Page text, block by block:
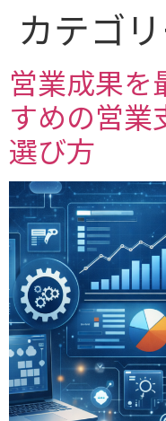
カテゴ
営業成果を
すめの営業
選び方